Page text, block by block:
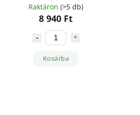
Raktáron (>5 db)
8 940 Ft
Kosárba